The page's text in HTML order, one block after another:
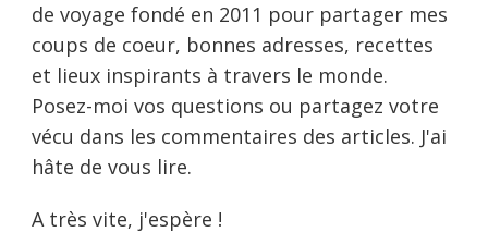
de voyage fondé en 2011 pour partager mes
coups de coeur, bonnes adresses, recettes
et lieux inspirants à travers le monde.
Posez-moi vos questions ou partagez votre
vécu dans les commentaires des articles. J'ai
hâte de vous lire.
A très vite, j'espère !